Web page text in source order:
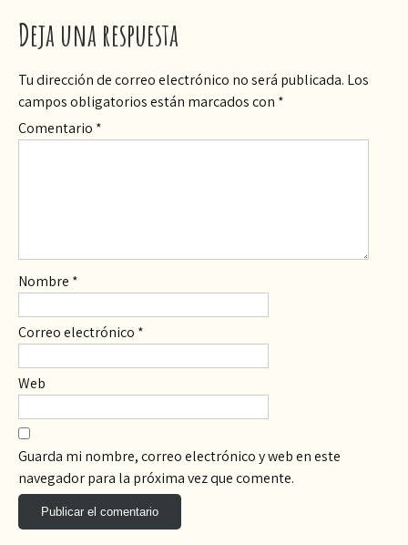
Deja una respuesta
Tu dirección de correo electrónico no será publicada. Los
campos obligatorios están marcados con *
Comentario *
Nombre *
Correo electrónico *
Web
Guarda mi nombre, correo electrónico y web en este
navegador para la próxima vez que comente.